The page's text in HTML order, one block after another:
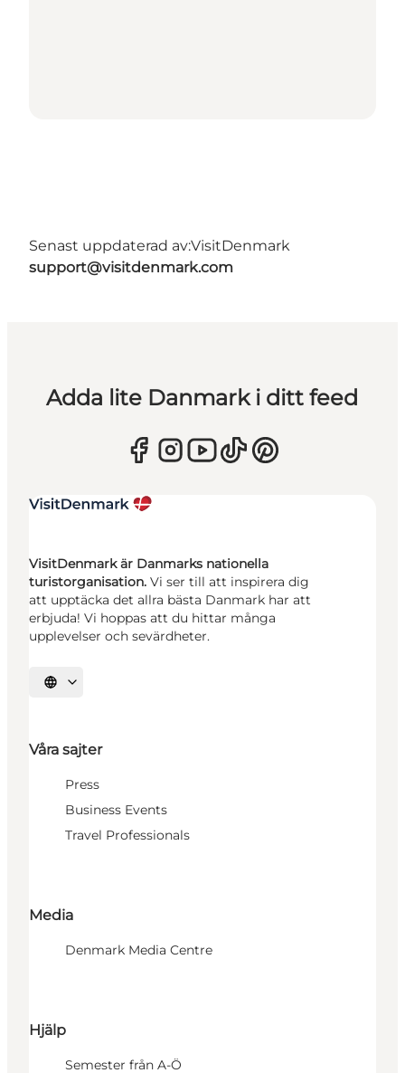
Senast uppdaterad av:VisitDenmark
support@visitdenmark.com
Adda lite Danmark i ditt feed
VisitDenmark är Danmarks nationella
turistorganisation. Vi ser till att inspirera dig
att upptäcka det allra bästa Danmark har att
erbjuda! Vi hoppas att du hittar många
upplevelser och sevärdheter.
Välj språk
Våra sajter
Press
Business Events
Travel Professionals
Media
Denmark Media Centre
Hjälp
Semester från A-Ö